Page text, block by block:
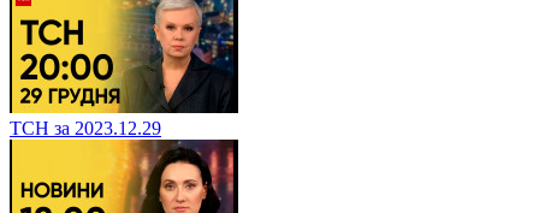
ТСН за 2023.12.29